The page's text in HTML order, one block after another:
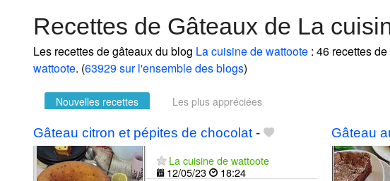
Recettes de Gâteaux de La
Les recettes de gâteaux du blog La cuisine de wattoote : 46 recettes
wattoote. (63929 sur l'ensemble des blogs)
Nouvelles recettes Les plus appréciées
Gâteau citron et pépites de chocolat -
La cuisine de wattoote
12/05/23
18:24
Gâteau